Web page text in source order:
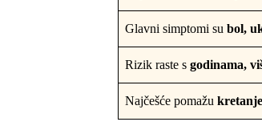
Glavni simptomi su bol,
Rizik raste s godinama,
Najčešće pomažu